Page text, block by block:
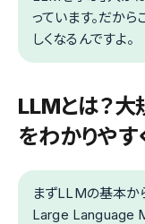
っています。だか
しくなるんですよ。
LLMとは？
をわかりやす
まずLLMの基本か
Large Language